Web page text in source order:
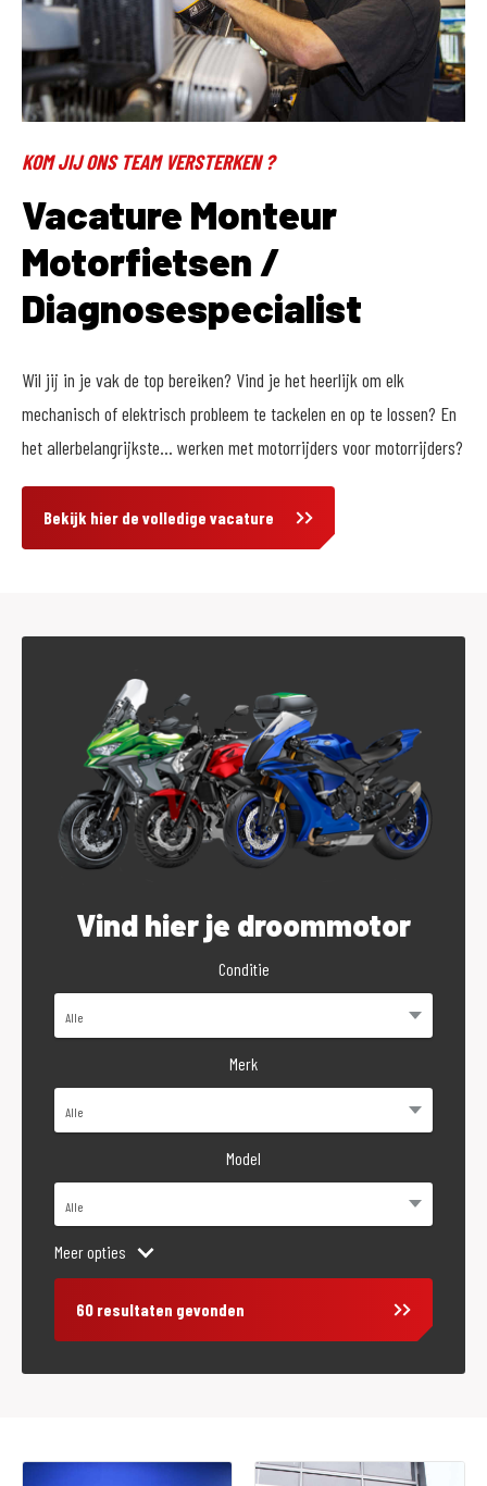
KOM JIJ ONS TEAM VERSTERKEN ?
Vacature Monteur
Motorfietsen /
Diagnosespecialist
Wil jij in je vak de top bereiken? Vind je het heerlijk om elk
mechanisch of elektrisch probleem te tackelen en op te lossen? En
het allerbelangrijkste… werken met motorrijders voor motorrijders?
Bekijk hier de volledige vacature
Vind hier je droommotor
Conditie
Merk
Model
Vestiging
Meer opties
60 resultaten gevonden